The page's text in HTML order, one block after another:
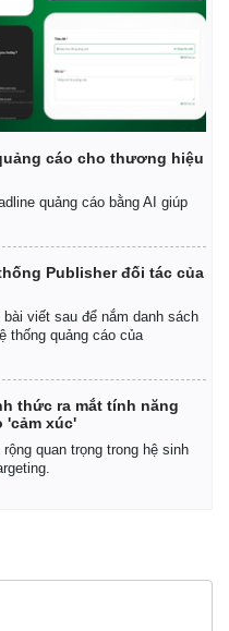
trường
Giá vàng
Chứng khoán
Giá cà phê
cáo cho thương hiệu
quảng cáo bằng AI giúp
Publisher đối tác của
viết sau để nắm danh sách
thống quảng cáo của
thức ra mắt tính năng
'cảm xúc'
quan trọng trong hệ sinh